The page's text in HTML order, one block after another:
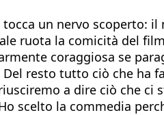
un nervo scoperto:
ruota la comicità del
coraggiosa se
resto tutto ciò che
a dire ciò che ci
scelto la commedia